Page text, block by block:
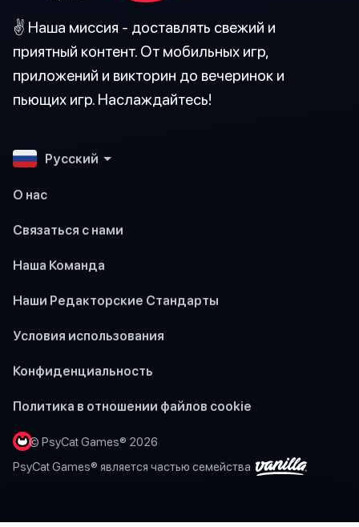
✌️ Наша миссия - доставлять свежий и
приятный контент. От мобильных игр,
приложений и викторин до вечеринок и
пьющих игр. Наслаждайтесь!
Pусский
О нас
Связаться с нами
Наша Команда
Наши Редакторские Стандарты
Условия использования
Конфиденциальность
Политика в отношении файлов cookie
© PsyCat Games® 2026
PsyCat Games® является частью семейства